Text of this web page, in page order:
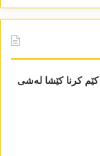
کرنا کێشا لەشی